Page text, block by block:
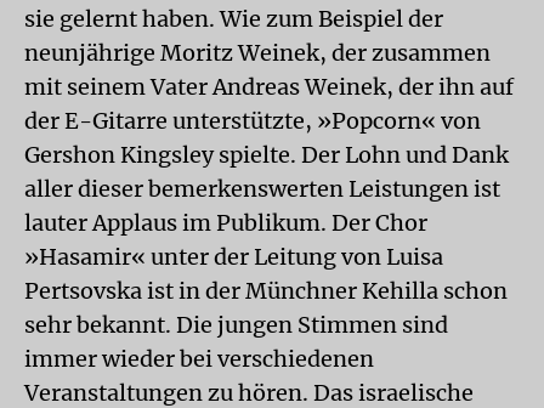
sie gelernt haben. Wie zum Beispiel der
neunjährige Moritz Weinek, der zusammen
mit seinem Vater Andreas Weinek, der ihn auf
der E-Gitarre unterstützte, »Popcorn« von
Gershon Kingsley spielte. Der Lohn und Dank
aller dieser bemerkenswerten Leistungen ist
lauter Applaus im Publikum. Der Chor
»Hasamir« unter der Leitung von Luisa
Pertsovska ist in der Münchner Kehilla schon
sehr bekannt. Die jungen Stimmen sind
immer wieder bei verschiedenen
Veranstaltungen zu hören. Das israelische